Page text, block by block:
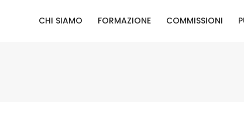
CHI SIAMO FORMAZIONE COMMISSIONI